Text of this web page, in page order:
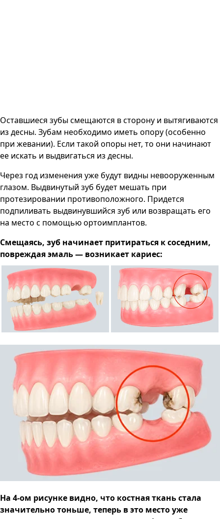
Оставшиеся зубы смещаются в сторону и вытягиваются
из десны. Зубам необходимо иметь опору (особенно
при жевании). Если такой опоры нет, то они начинают
ее искать и выдвигаться из десны.
Через год изменения уже будут видны невооруженным
глазом. Выдвинутый зуб будет мешать при
протезировании противоположного. Придется
подпиливать выдвинувшийся зуб или возвращать его
на место с помощью ортоимплантов.
Смещаясь, зуб начинает притираться к соседним,
повреждая эмаль — возникает кариес:
На 4-ом рисунке видно, что костная ткань стала
значительно тоньше, теперь в это место уже